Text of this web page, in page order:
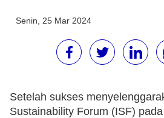
Senin, 25 Mar 2024
Setelah sukses
Sustainability Forum (ISF)